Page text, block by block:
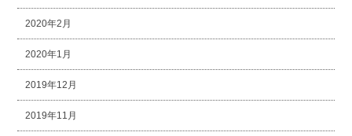
2020年2月
2020年1月
2019年12月
2019年11月